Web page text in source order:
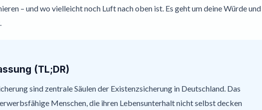
– und wo vielleicht noch Luft nach oben ist. Es geht um deine Würde und
(TL;DR)
sind zentrale Säulen der Existenzsicherung in Deutschland. Das
Menschen, die ihren Lebensunterhalt nicht selbst decken